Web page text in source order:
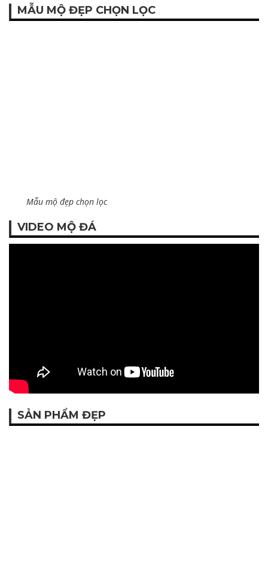
MẪU MỘ ĐẸP CHỌN LỌC
Mẫu mộ đẹp chọn lọc
VIDEO MỘ ĐÁ
SẢN PHẨM ĐẸP